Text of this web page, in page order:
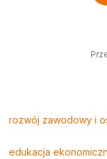
rozwój zawodowy i
edukacja